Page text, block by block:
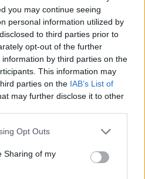
you may continue seeing
personal information utilized by
to third parties prior to
opt-out of the further
by third parties on the
This information may
parties on the IAB’s List of
may further disclose it to other
Opt Outs
Sharing of my
ΕΠΙΘΕΣΗ
,ΝΩΤΙΑΙΟΣ ΜΥΕΛΟΣ
ΥΓΕΙΑΣ ,